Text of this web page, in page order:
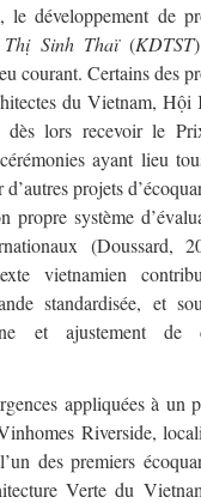
développement de
Sinh Thaï(KDTST
courant. Certains des
du Vietnam, Hội
lors recevoir le
ayant lieu
projets
système
(Doussard,
vietnamien
standardisée, et
et ajustement de
appliquées à un
Riverside,
des premiers
Verte du